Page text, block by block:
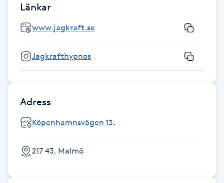
Fransförlängning
Fransförlängning Megavolym
Fransförlängning Volym
Fransrengöring
Länkar
www.jagkraft.se
Jagkrafthypnos
Adress
Köpenhamnsvägen 13.
217 43, Malmö